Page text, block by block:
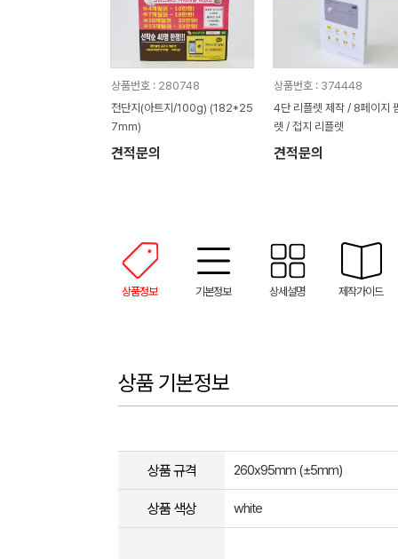
상품번호 : 280748
전단지(아트지/100g) (182*25
7mm)
견적문의
상품번호 : 374448
4단 리플렛 제작 / 8페이지
렛 / 접지 리플렛
견적문의
상품정보 기본정보 상세설명 제작가이드
상품 기본정보
상품 규격 260x95mm (±5mm)
상품 색상 white